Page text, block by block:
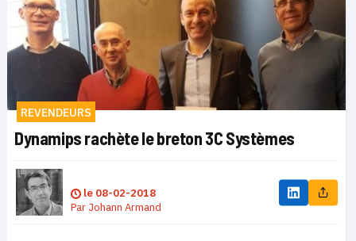
REVENDEURS
Dynamips rachète le breton 3C Systèmes
le 08-02-2018
Par Johann Armand